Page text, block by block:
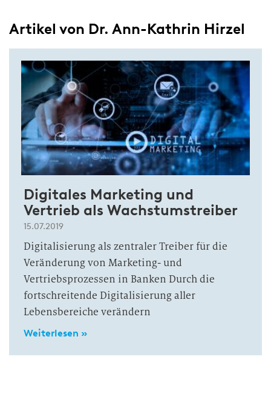
Artikel von Dr. Ann-Kathrin Hirzel
Digitales Marketing und
Vertrieb als Wachstumstreiber
15.07.2019
Digitalisierung als zentraler Treiber für die
Veränderung von Marketing- und
Vertriebsprozessen in Banken Durch die
fortschreitende Digitalisierung aller
Lebensbereiche verändern
Weiterlesen »